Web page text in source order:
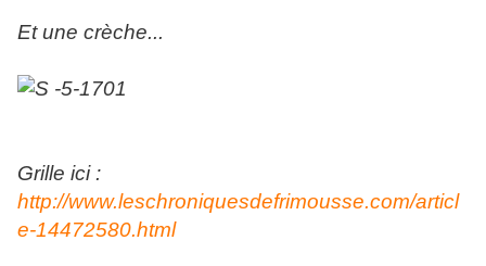
Et une crèche...
Grille ici :
http://www.leschroniquesdefrimousse.com/articl
e-14472580.html